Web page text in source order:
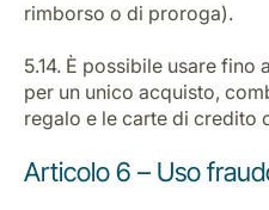
rimborso o di proroga).
5.14. È possibile usare
per un unico acquisto,
regalo e le carte di credito
Articolo 6 – Uso